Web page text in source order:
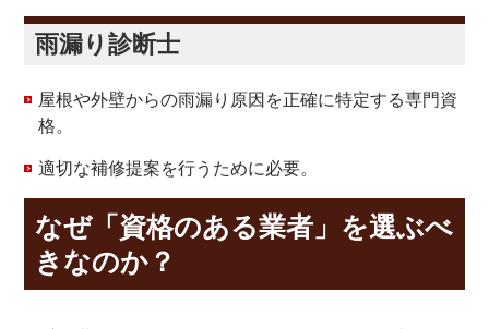
雨漏り診断士
屋根や外壁からの雨漏り原因を正確に特定する専門資
格。
適切な補修提案を行うために必要。
なぜ「資格のある業者」を選ぶべ
きなのか？